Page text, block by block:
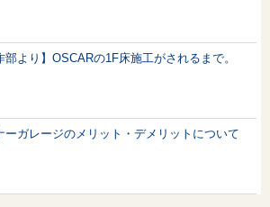
部より】OSCARの1F床施工がされるまで。
ーガレージのメリット・デメリットについて